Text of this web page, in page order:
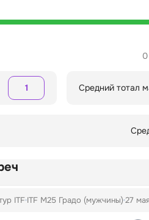
1 Средний тотал
ITF ITF M25 Градо (мужчины) 27